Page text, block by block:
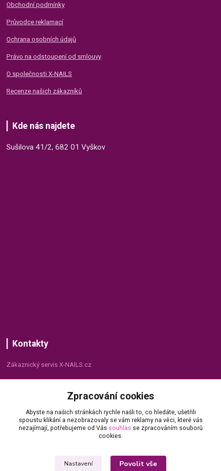
Obchodní podmínky
Průvodce reklamací
Ochrana osobních údajů
Právo na odstoupení od smlouvy
O společnosti X-NAILS
Recenze našich zákazníků
Kde nás najdete
Sušilova 41/2, 682 01 Vyškov
Kontakty
Zákaznický servis X-NAILS.cz
+420 735 055 075
info@x-nails.cz
Zpracování cookies
Abyste na našich stránkách rychle našli to, co hledáte, ušetřili
spoustu klikání a nezobrazovaly se vám reklamy na věci, které vás
nezajímají, potřebujeme od Vás souhlas se zpracováním souborů
cookies.
Nastavení Povolit vše